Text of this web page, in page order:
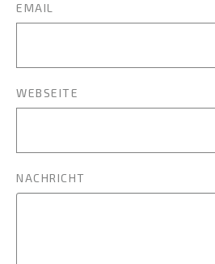
EMAIL
WEBSEITE
NACHRICHT